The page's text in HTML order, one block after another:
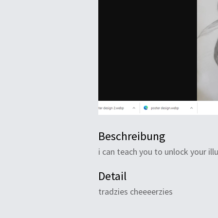
Beschreibung
i can teach you to unlock your
Detail
tradzies cheeeerzies